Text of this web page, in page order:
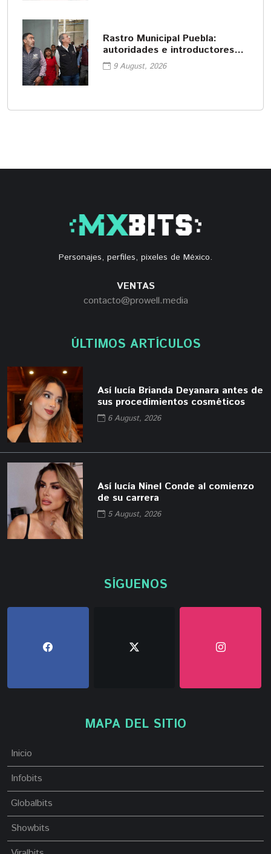
Rastro Municipal Puebla:
autoridades e introductores
revisan operación
9 August, 2026
Personajes, perfiles, pixeles de México.
VENTAS
contacto@prowell.media
ÚLTIMOS ARTÍCULOS
Así lucía Brianda Deyanara antes de
sus procedimientos cosméticos
6 August, 2026
Así lucía Ninel Conde al comienzo
de su carrera
5 August, 2026
SÍGUENOS
MAPA DEL SITIO
Inicio
Infobits
Globalbits
Showbits